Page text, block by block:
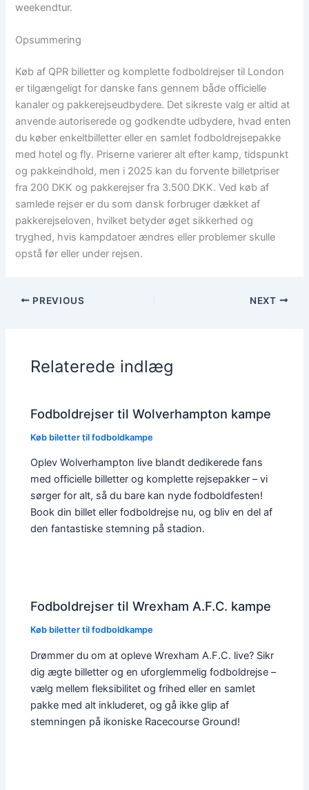
weekendtur.
Opsummering
Køb af QPR billetter og komplette fodboldrejser til London
er tilgængeligt for danske fans gennem både officielle
kanaler og pakkerejseudbydere. Det sikreste valg er altid at
anvende autoriserede og godkendte udbydere, hvad enten
du køber enkeltbilletter eller en samlet fodboldrejsepakke
med hotel og fly. Priserne varierer alt efter kamp, tidspunkt
og pakkeindhold, men i 2025 kan du forvente billetpriser
fra 200 DKK og pakkerejser fra 3.500 DKK. Ved køb af
samlede rejser er du som dansk forbruger dækket af
pakkerejseloven, hvilket betyder øget sikkerhed og
tryghed, hvis kampdatoer ændres eller problemer skulle
opstå før eller under rejsen.
PREVIOUS NEXT
Relaterede indlæg
Fodboldrejser til Wolverhampton kampe
Køb biletter til fodboldkampe
Oplev Wolverhampton live blandt dedikerede fans
med officielle billetter og komplette rejsepakker – vi
sørger for alt, så du bare kan nyde fodboldfesten!
Book din billet eller fodboldrejse nu, og bliv en del af
den fantastiske stemning på stadion.
Fodboldrejser til Wrexham A.F.C. kampe
Køb biletter til fodboldkampe
Drømmer du om at opleve Wrexham A.F.C. live? Sikr
dig ægte billetter og en uforglemmelig fodboldrejse –
vælg mellem fleksibilitet og frihed eller en samlet
pakke med alt inkluderet, og gå ikke glip af
stemningen på ikoniske Racecourse Ground!